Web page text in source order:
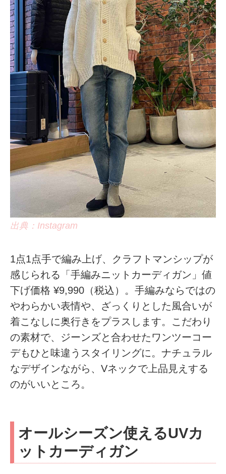
出典：Instagram
1点1点手で編み上げ、クラフトマンシップが
感じられる「手編みニットカーディガン」値
下げ価格 ¥9,990（税込）。手編みならではの
やわらかい表情や、ざっくりとした風合いが
着こなしに奥行きをプラスします。こだわり
の素材で、ジーンズと合わせたワンツーコー
デもひと味違うスタイリングに。ナチュラル
なデザインながら、Vネックで上品見えする
のがいいところ。
オールシーズン使えるUVカ
ットカーディガン